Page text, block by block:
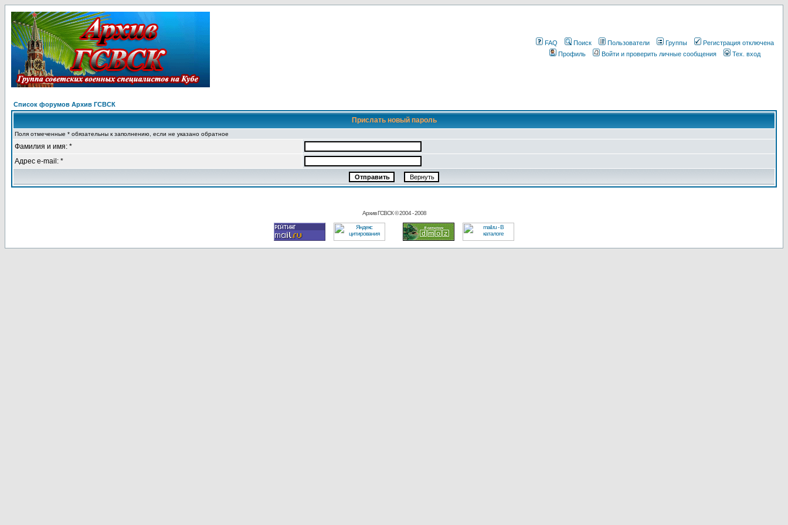
FAQ Поиск Пользователи Группы
Регистрация отключена
Профиль
Войти и проверить личные сообщения Тех. вход
Список форумов Архив ГСВСК
Прислать новый пароль
Поля отмеченные * обязательны к заполнению, если не указано обратное
Фамилия и имя: *
Адрес e-mail: *
Архив ГСВСК © 2004 - 2008